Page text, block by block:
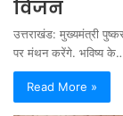
विजन
उत्तराखंड: मुख्यमंत्री
पर मंथन करेंगे. भविष्य
Read More »